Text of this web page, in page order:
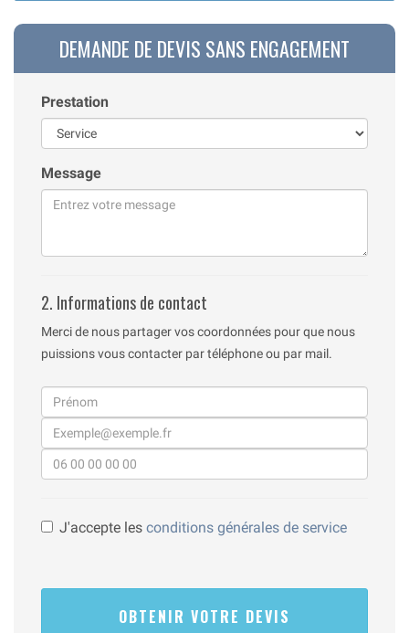
DEMANDE DE DEVIS SANS ENGAGEMENT
Prestation
Message
2. Informations de contact
Merci de nous partager vos coordonnées pour que nous
puissions vous contacter par téléphone ou par mail.
J'accepte les conditions générales de service